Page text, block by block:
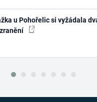
u Pohořelic si vyžádala